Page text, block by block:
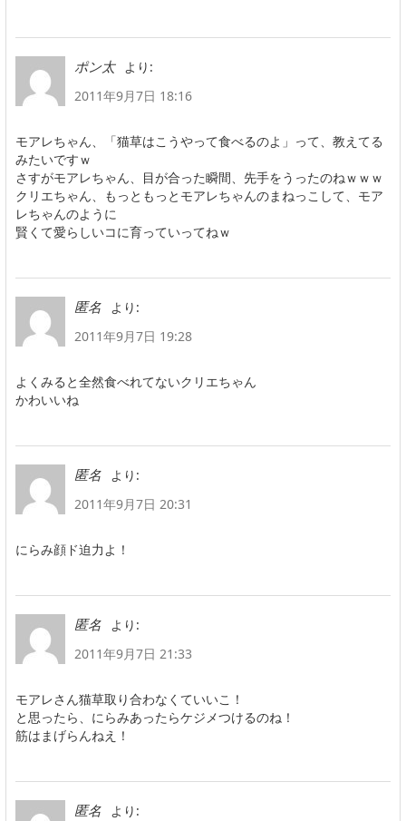
ポン太
より:
2011年9月7日 18:16
モアレちゃん、「猫草はこうやって食べるのよ」って、教えてる
みたいですｗ
さすがモアレちゃん、目が合った瞬間、先手をうったのねｗｗｗ
クリエちゃん、もっともっとモアレちゃんのまねっこして、モア
レちゃんのように
賢くて愛らしいコに育っていってねｗ
匿名
より:
2011年9月7日 19:28
よくみると全然食べれてないクリエちゃん
かわいいね
匿名
より:
2011年9月7日 20:31
にらみ顔ド迫力よ！
匿名
より:
2011年9月7日 21:33
モアレさん猫草取り合わなくていいこ！
と思ったら、にらみあったらケジメつけるのね！
筋はまげらんねえ！
匿名
より: